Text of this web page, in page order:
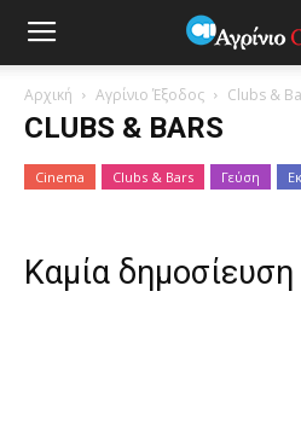
Αρχική Αγρίνιο Έξοδος Clubs &
CLUBS & BARS
Cinema Clubs & Bars Γεύση
Καμία